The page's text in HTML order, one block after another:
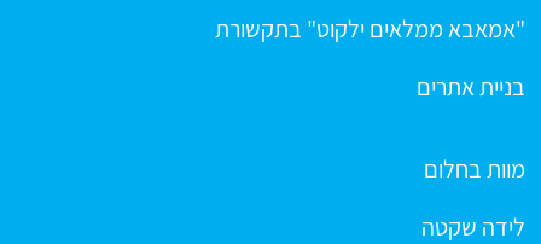
"אמאבא ממלאים ילקוט" בתקשורת
בניית אתרים
מוות בחלום
לידה שקטה